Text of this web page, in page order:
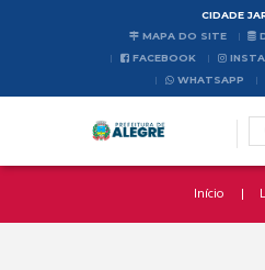
CIDADE
MAPA DO SITE
FACEBOOK
WHATSAPP
Início